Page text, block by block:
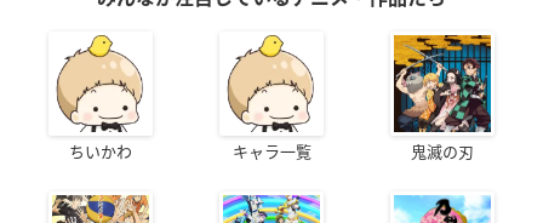
ちいかわ キャラ一覧 鬼滅の刃